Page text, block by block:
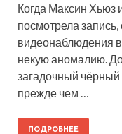
Когда Максин Хьюз
посмотрела
видеонаблюдения
некую аномалию.
загадочный чёрный
прежде чем …
ПОДРОБНЕЕ